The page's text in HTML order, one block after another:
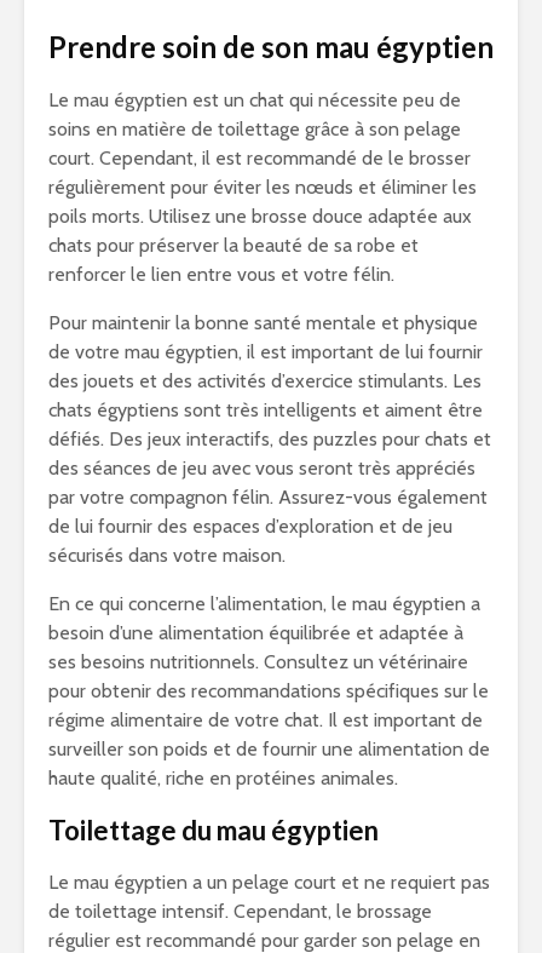
Prendre soin de son mau égyptien
Le mau égyptien est un chat qui nécessite peu de
soins en matière de toilettage grâce à son pelage
court. Cependant, il est recommandé de le brosser
régulièrement pour éviter les nœuds et éliminer les
poils morts. Utilisez une brosse douce adaptée aux
chats pour préserver la beauté de sa robe et
renforcer le lien entre vous et votre félin.
Pour maintenir la bonne santé mentale et physique
de votre mau égyptien, il est important de lui fournir
des jouets et des activités d’exercice stimulants. Les
chats égyptiens sont très intelligents et aiment être
défiés. Des jeux interactifs, des puzzles pour chats et
des séances de jeu avec vous seront très appréciés
par votre compagnon félin. Assurez-vous également
de lui fournir des espaces d’exploration et de jeu
sécurisés dans votre maison.
En ce qui concerne l’alimentation, le mau égyptien a
besoin d’une alimentation équilibrée et adaptée à
ses besoins nutritionnels. Consultez un vétérinaire
pour obtenir des recommandations spécifiques sur le
régime alimentaire de votre chat. Il est important de
surveiller son poids et de fournir une alimentation de
haute qualité, riche en protéines animales.
Toilettage du mau égyptien
Le mau égyptien a un pelage court et ne requiert pas
de toilettage intensif. Cependant, le brossage
régulier est recommandé pour garder son pelage en